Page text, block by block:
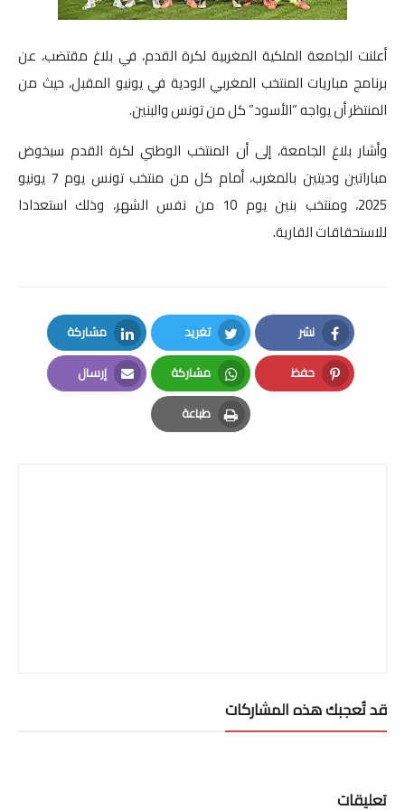
أعلنت الجامعة الملكية المغربية لكرة القدم، في بلاغ مقتضب، عن
برنامج مباريات المنتخب المغربي الودية في يونيو المقبل، حيث من
المنتظر أن يواجه “الأسود” كل من تونس والبنين.
وأشار بلاغ الجامعة، إلى أن المنتخب الوطني لكرة القدم سيخوض
مباراتين وديتين بالمغرب، أمام كل من منتخب تونس يوم 7 يونيو
2025، ومنتخب بنين يوم 10 من نفس الشهر، وذلك استعدادا
للاستحقاقات القارية.
نشر
Facebook
تغريد
Twitter
مشاركة
LinkedIn
حفظ
Pinterest
مشاركة
Whatsapp
إرسال
Email
طباعة
Print
قد تُعجبك هذه المشاركات
تعليقات